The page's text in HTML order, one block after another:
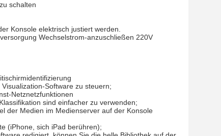
schalten
Konsole elektrisch justiert werden.
Wechselstrom-anzuschließen 220V
Software zu steuern;
Netznetzfunktionen
sind einfacher zu verwenden;
der Medien im Medienserver auf der Konsole
(iPhone, sich iPad berühren);